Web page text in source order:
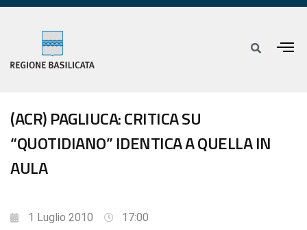
(ACR) PAGLIUCA: CRITICA SU
“QUOTIDIANO” IDENTICA A QUELLA IN
AULA
1 Luglio 2010 17:00